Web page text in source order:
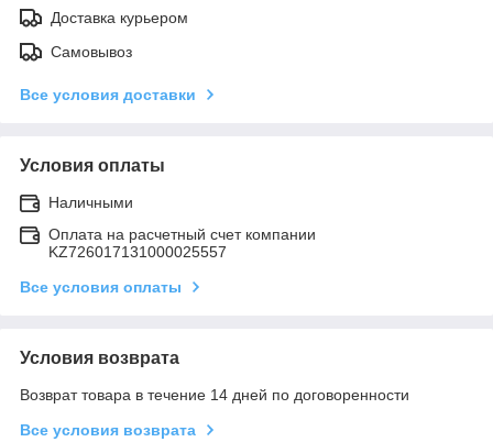
Доставка курьером
Самовывоз
Все условия доставки
Условия оплаты
Наличными
Оплата на расчетный счет компании
KZ726017131000025557
Все условия оплаты
Условия возврата
Возврат товара в течение 14 дней по договоренности
Все условия возврата